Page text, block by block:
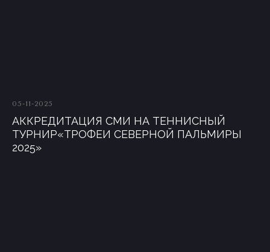
05-11-2025
АККРЕДИТАЦИЯ СМИ НА ТЕННИСНЫЙ
ТУРНИР«ТРОФЕИ СЕВЕРНОЙ ПАЛЬМИРЫ
2025»